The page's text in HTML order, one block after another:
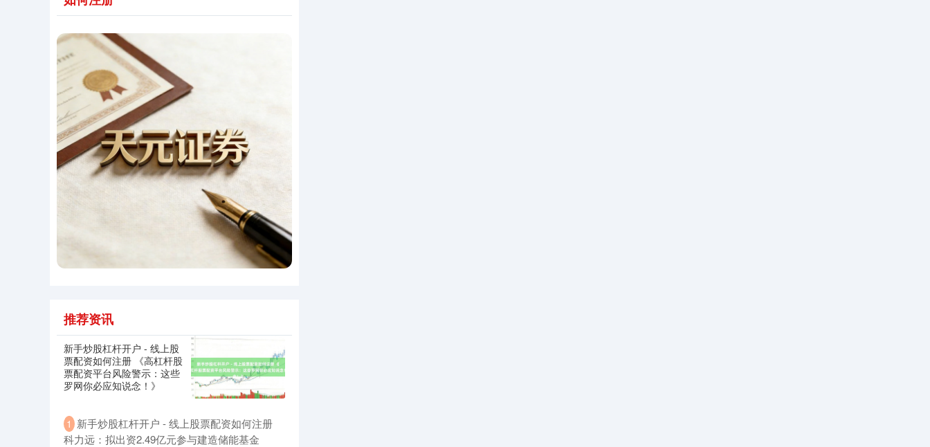
推荐资讯
新手炒股杠杆开户 - 线上股
票配资如何注册 《高杠杆股
票配资平台风险警示：这些
罗网你必应知说念！》
1 新手炒股杠杆开户 - 线上股票配资如何注册
科力远：拟出资2.49亿元参与建造储能基金